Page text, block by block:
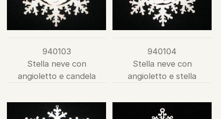
940103
Stella neve con
angioletto e candela
940104
Stella neve con
angioletto e stella